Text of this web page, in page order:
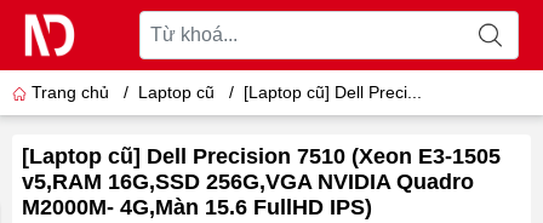
Trang chủ / Laptop cũ / [Laptop cũ] Dell Preci...
[Laptop cũ] Dell Precision 7510 (Xeon E3-1505
v5,RAM 16G,SSD 256G,VGA NVIDIA Quadro
M2000M- 4G,Màn 15.6 FullHD IPS)